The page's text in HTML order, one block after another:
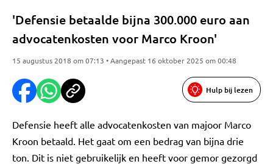
'Defensie betaalde bijna 300.000 euro aan
advocatenkosten voor Marco Kroon'
15 augustus 2018 om 07:13 • Aangepast 16 oktober 2025 om 00:48
Hulp bij lezen
Defensie heeft alle advocatenkosten van majoor Marco
Kroon betaald. Het gaat om een bedrag van bijna drie
ton. Dit is niet gebruikelijk en heeft voor gemor gezorgd